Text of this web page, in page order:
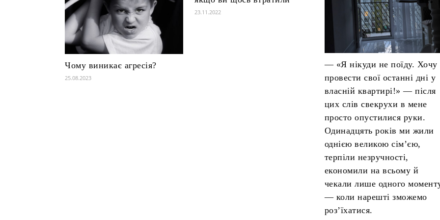
Чому виникає агресія?
25.08.2023
23.11.2022
— «Я нікуди не поїду. Хочу
провести свої останні дні у
власній квартирі!» — після
цих слів свекрухи в мене
просто опустилися руки.
Одинадцять років ми жили
однією великою сім’єю,
терпіли незручності,
економили на всьому й
чекали лише одного
— коли нарешті зможемо
роз’їхатися.